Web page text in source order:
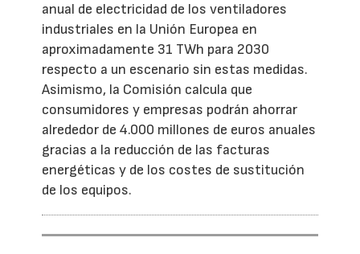
anual de electricidad de los ventiladores
industriales en la Unión Europea en
aproximadamente 31 TWh para 2030
respecto a un escenario sin estas medidas.
Asimismo, la Comisión calcula que
consumidores y empresas podrán ahorrar
alrededor de 4.000 millones de euros anuales
gracias a la reducción de las facturas
energéticas y de los costes de sustitución
de los equipos.